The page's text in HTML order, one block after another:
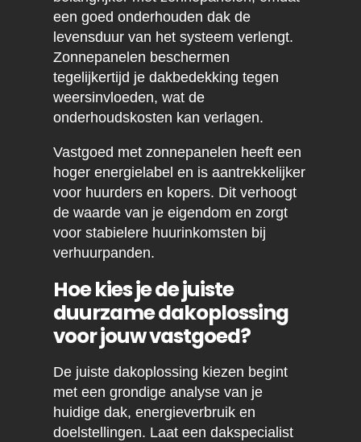
een goed onderhouden dak de
levensduur van het systeem verlengt.
Zonnepanelen beschermen
tegelijkertijd je dakbedekking tegen
weersinvloeden, wat de
onderhoudskosten kan verlagen.
Vastgoed met zonnepanelen heeft een
hoger energielabel en is aantrekkelijker
voor huurders en kopers. Dit verhoogt
de waarde van je eigendom en zorgt
voor stabielere huurinkomsten bij
verhuurpanden.
Hoe kies je de juiste
duurzame dakoplossing
voor jouw vastgoed?
De juiste dakoplossing kiezen begint
met een grondige analyse van je
huidige dak, energieverbruik en
doelstellingen. Laat een dakspecialist